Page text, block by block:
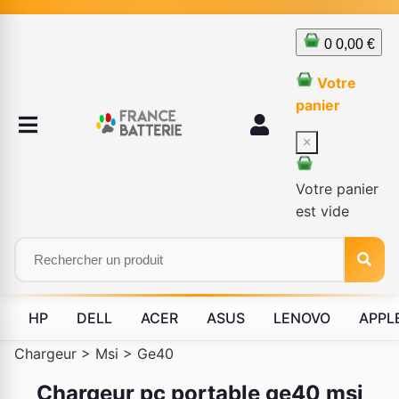
0 0,00 €
Votre
panier
×
Votre panier
est vide
HP DELL ACER ASUS LENOVO
Chargeur > Msi > Ge40
Chargeur pc portable ge40 msi